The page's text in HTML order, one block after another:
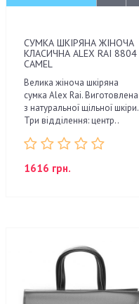
СУМКА ШКІРЯНА ЖІНОЧА
КЛАСИЧНА ALEX RAI 8804
CAMEL
Велика жіноча шкіряна
сумка Alex Rai. Виготовлена
з натуральної щільної шкіри.
Три відділення: центр..
1616 грн.